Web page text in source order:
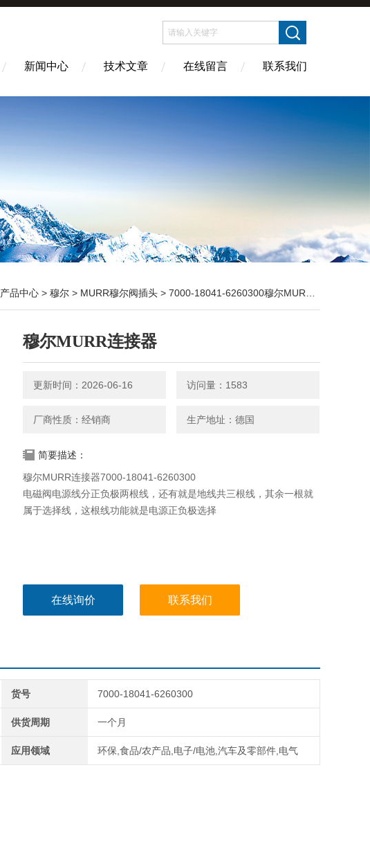
新闻中心 技术文章 在线留言 联系我们
产品中心 > 穆尔 > MURR穆尔阀插头 > 7000-18041-6260300穆尔MURR连接器
穆尔MURR连接器
更新时间：2026-06-16 访问量：1583
厂商性质：经销商 生产地址：德国
简要描述：
穆尔MURR连接器7000-18041-6260300
电磁阀电源线分正负极两根线，还有就是地线共三根线，其余一根就
属于选择线，这根线功能就是电源正负极选择
在线询价 联系我们
货号 7000-18041-6260300
供货周期 一个月
应用领域 环保,食品/农产品,电子/电池,汽车及零部件,电气